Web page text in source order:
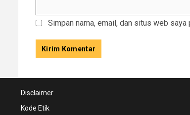
Simpan nama, email, dan situs web
Disclaimer
Kode Etik